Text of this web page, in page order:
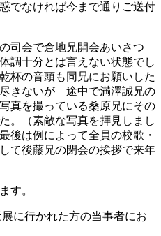
でなければ今まで通りご送付
会で倉地兄開会あいさつ
調十分とは言えない状態でし
杯の音頭も同兄にお願いした
きないが 途中で満澤誠兄の
真を撮っている桑原兄にその
。（素敵な写真を拝見しまし
後は例によって全員の校歌・
て後藤兄の閉会の挨拶で来年
す。
に行かれた方の当事者にお